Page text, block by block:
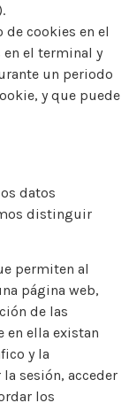
de cookies en el
el terminal y
un periodo
y que puede
datos
distinguir
permiten al
página web,
de las
en ella existan
y la
sesión, acceder
los